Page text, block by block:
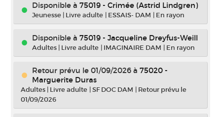
Disponible à 75019 - Crimée (Astrid Lindgren)
Jeunesse | Livre adulte | ESSAIS- DAM | En rayon
Disponible à 75019 - Jacqueline Dreyfus-Weill
Adultes | Livre adulte | IMAGINAIRE DAM | En rayon
Retour prévu le 01/09/2026 à 75020 -
Marguerite Duras
Adultes | Livre adulte |SF DOC DAM | Retour prévu le
01/09/2026